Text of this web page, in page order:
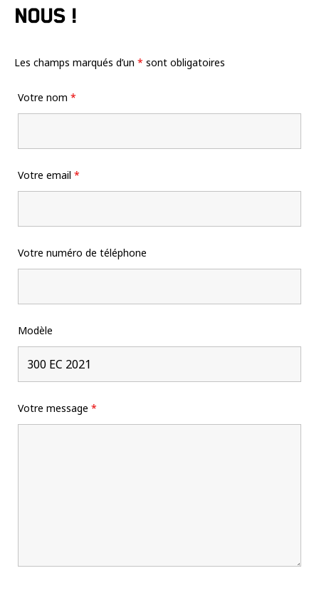
nous !
Les champs marqués d’un * sont obligatoires
Votre nom *
Votre email *
Votre numéro de téléphone
Modèle
Votre message *